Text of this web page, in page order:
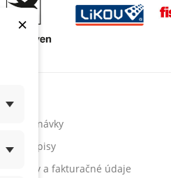
ÚČET
Objednávky
Dobropisy
Adresy a fakturačné údaje
×